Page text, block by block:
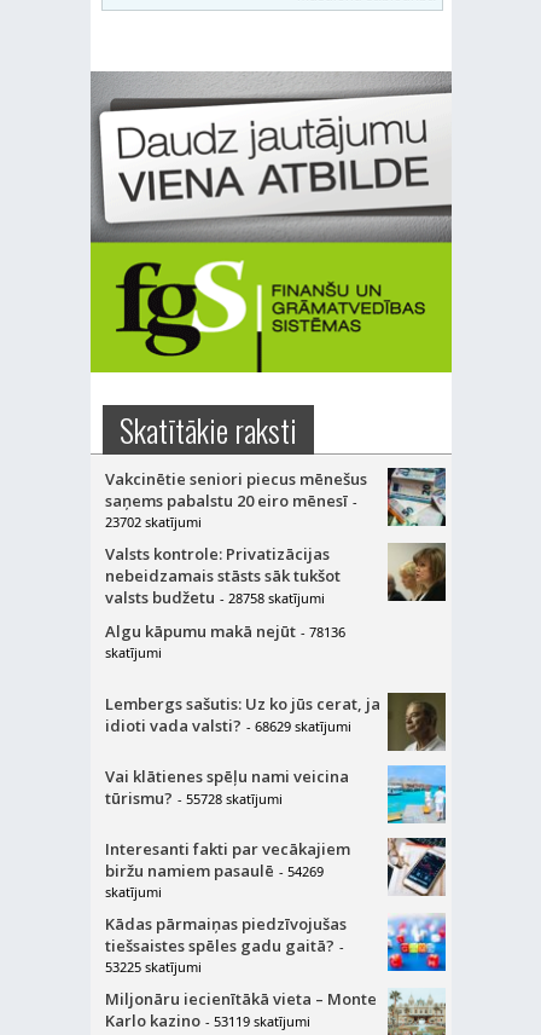
Skatītākie raksti
Vakcinētie seniori piecus mēnešus
saņems pabalstu 20 eiro mēnesī -
23702 skatījumi
Valsts kontrole: Privatizācijas
nebeidzamais stāsts sāk tukšot
valsts budžetu - 28758 skatījumi
Algu kāpumu makā nejūt - 78136
skatījumi
Lembergs sašutis: Uz ko jūs cerat, ja
idioti vada valsti? - 68629 skatījumi
Vai klātienes spēļu nami veicina
tūrismu? - 55728 skatījumi
Interesanti fakti par vecākajiem
biržu namiem pasaulē - 54269
skatījumi
Kādas pārmaiņas piedzīvojušas
tiešsaistes spēles gadu gaitā? -
53225 skatījumi
Miljonāru iecienītākā vieta – Monte
Karlo kazino - 53119 skatījumi